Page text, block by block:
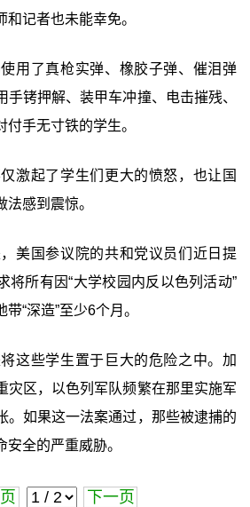
记者也未能幸免。
用了真枪实弹、橡胶子弹、催泪弹
手铐押解、装甲车冲撞、电击摧残、
手无寸铁的学生。
激起了学生们更大的愤怒，也让国
法感到震惊。
美国参议院的共和党议员们近日提
将所有因“大学校园内反以色列活动”
“深造”至少6个月。
这些学生置于巨大的危险之中。加
灾区，以色列军队频繁在那里实施军
。如果这一法案通过，那些被逮捕的
全的严重威胁。
下一页